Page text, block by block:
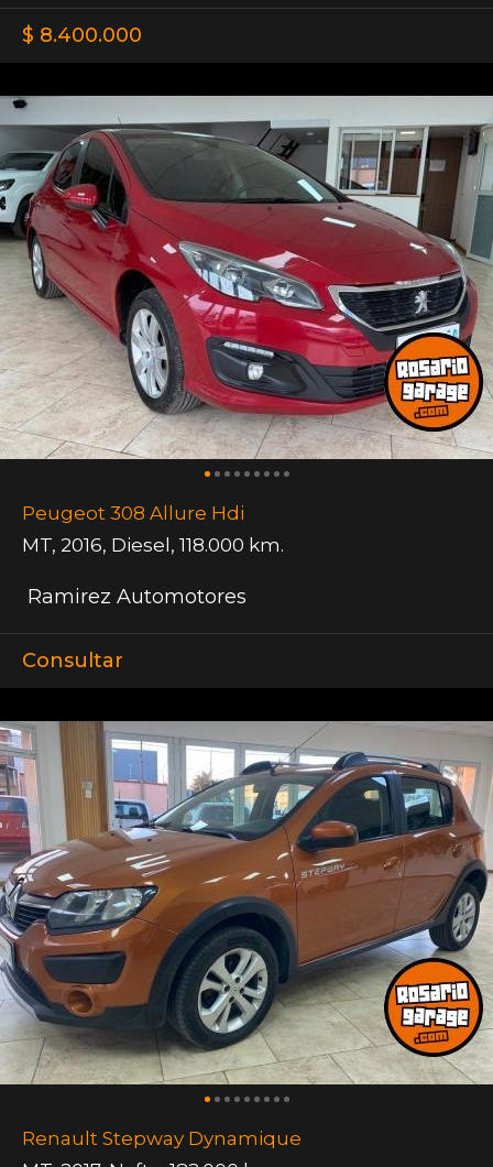
$ 8.400.000
Peugeot 308 Allure Hdi
MT, 2016, Diesel , 118.000 km.
Ramirez Automotores
Consultar
Renault Stepway Dynamique